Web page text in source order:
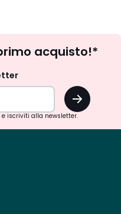
acquisto!*
OK
e iscriviti alla newsletter.